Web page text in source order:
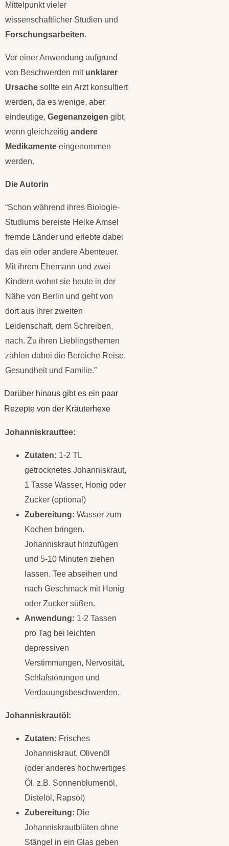
Mittelpunkt vieler
wissenschaftlicher Studien und
Forschungsarbeiten.
Vor einer Anwendung aufgrund
von Beschwerden mit unklarer
Ursache sollte ein Arzt konsultiert
werden, da es wenige, aber
eindeutige, Gegenanzeigen gibt,
wenn gleichzeitig andere
Medikamente eingenommen
werden.
Die Autorin
“Schon während ihres Biologie-
Studiums bereiste Heike Amsel
fremde Länder und erlebte dabei
das ein oder andere Abenteuer.
Mit ihrem Ehemann und zwei
Kindern wohnt sie heute in der
Nähe von Berlin und geht von
dort aus ihrer zweiten
Leidenschaft, dem Schreiben,
nach. Zu ihren Lieblingsthemen
zählen dabei die Bereiche Reise,
Gesundheit und Familie.”
Darüber hinaus gibt es ein paar
Rezepte von der Kräuterhexe
Johanniskrauttee:
Zutaten: 1-2 TL
getrocknetes Johanniskraut,
1 Tasse Wasser, Honig oder
Zucker (optional)
Zubereitung: Wasser zum
Kochen bringen.
Johanniskraut hinzufügen
und 5-10 Minuten ziehen
lassen. Tee abseihen und
nach Geschmack mit Honig
oder Zucker süßen.
Anwendung: 1-2 Tassen
pro Tag bei leichten
depressiven
Verstimmungen, Nervosität,
Schlafstörungen und
Verdauungsbeschwerden.
Johanniskrautöl:
Zutaten: Frisches
Johanniskraut, Olivenöl
(oder anderes hochwertiges
Öl, z.B. Sonnenblumenöl,
Distelöl, Rapsöl)
Zubereitung: Die
Johanniskrautblüten ohne
Stängel in ein Glas geben